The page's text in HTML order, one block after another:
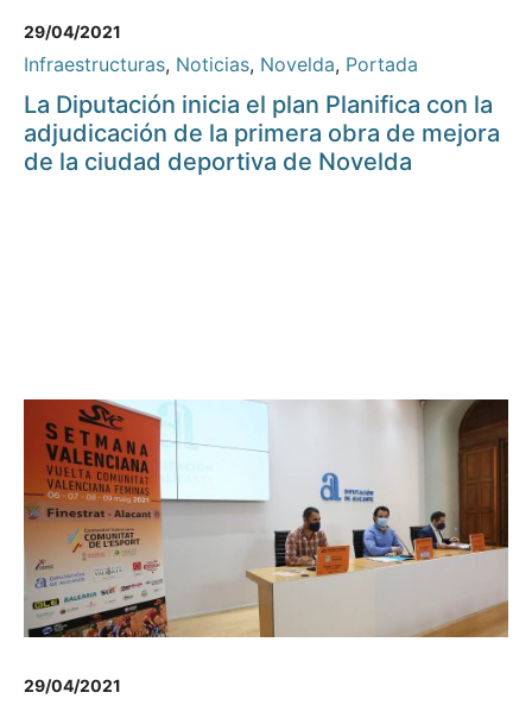
29/04/2021
Infraestructuras, Noticias, Novelda, Portada
La Diputación inicia el plan Planifica con la
adjudicación de la primera obra de mejora
de la ciudad deportiva de Novelda
29/04/2021